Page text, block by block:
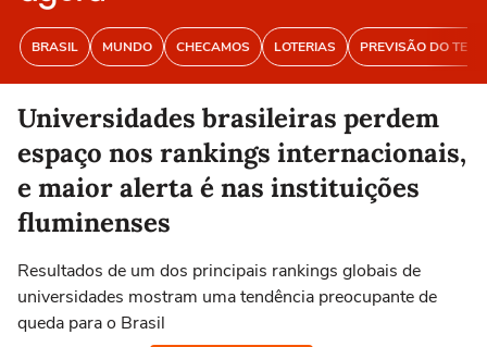
BRASIL MUNDO CHECAMOS LOTERIAS PREVISÃO DO
Universidades brasileiras perdem
espaço nos rankings internacionais,
e maior alerta é nas instituições
fluminenses
Resultados de um dos principais rankings globais de
universidades mostram uma tendência preocupante de
queda para o Brasil